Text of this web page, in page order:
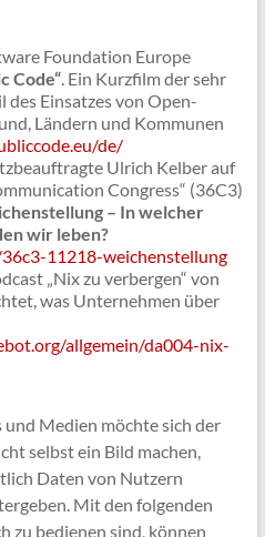
Foundation Europe
Code“. Ein Kurzfilm der sehr
des Einsatzes von Open-
Ländern und Kommunen
de/
Ulrich Kelber auf
Congress“ (36C3)
– In welcher
wir leben?
11218-weichenstellung
„Nix zu verbergen“ von
was Unternehmen über
allgemein/da004-nix-
Medien möchte sich der
selbst ein Bild machen,
Daten von Nutzern
Mit den folgenden
zu bedienen sind, können